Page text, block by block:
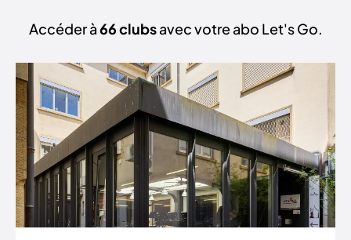
Accéder à66 clubsavec votre abo Let's Go.